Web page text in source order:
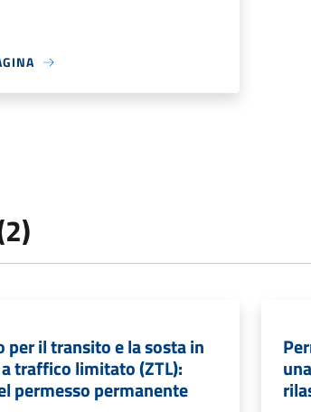
per il transito e la sosta in
traffico limitato (ZTL):
permesso permanente